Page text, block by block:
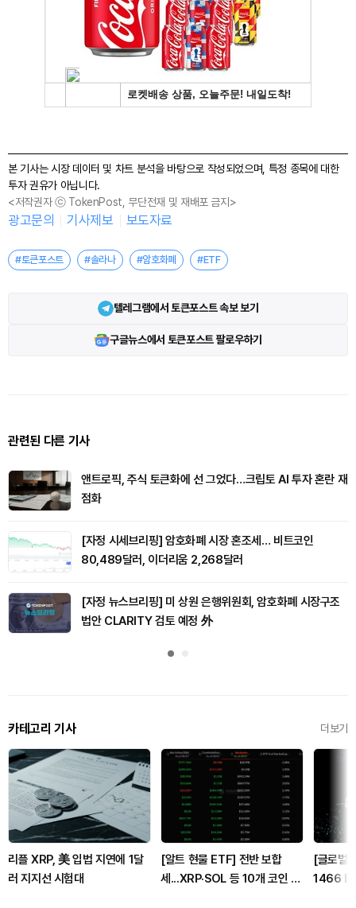
본 기사는 시장 데이터 및 차트 분석을 바탕으로 작성되었으며, 특정 종목에 대한
투자 권유가 아닙니다.
<저작권자 ⓒ TokenPost, 무단전재 및 재배포 금지>
광고문의 기사제보 보도자료
#토큰포스트 #솔라나 #암호화폐 #ETF
텔레그램에서 토큰포스트 속보 보기
구글뉴스에서 토큰포스트 팔로우하기
관련된 다른 기사
앤트로픽, 주식 토큰화에 선 그었다…크립토 AI 투자 혼란 재
점화
[자정 시세브리핑] 암호화폐 시장 혼조세… 비트코인
80,489달러, 이더리움 2,268달러
[자정 뉴스브리핑] 미 상원 은행위원회, 암호화폐 시장구조
법안 CLARITY 검토 예정 外
카테고리 기사 더보기
리플 XRP, 美 입법 지연에 1달
러 지지선 시험대
[알트 현물 ETF] 전반 보합
세...XRP·SOL 등 10개 코인 관
[글로벌
1466